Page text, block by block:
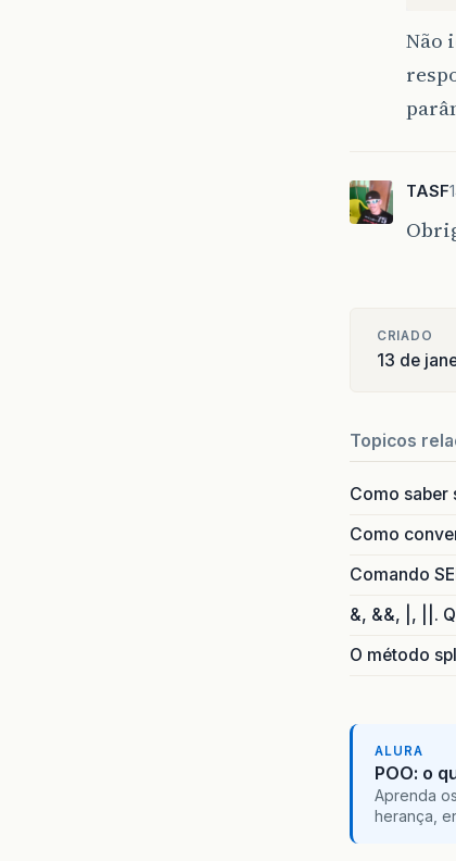
Não
TASF
CRIADO
13 de
Topicos
Como saber
Como
Comando
&, &&, |, ||.
O método
ALURA
POO: o
Aprenda
herança,